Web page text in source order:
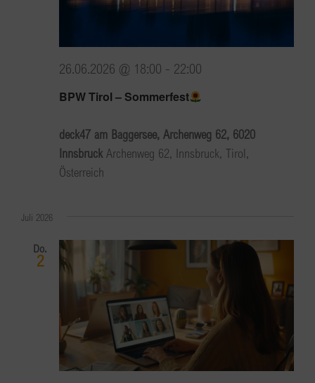
BPW Tirol – Sommerfest
26.06.2026 @ 18:00 - 22:00
deck47 am Baggersee, Archenweg 62, 6020
Innsbruck Archenweg 62, Innsbruck, Tirol,
Österreich
Juli 2026
Do.
2